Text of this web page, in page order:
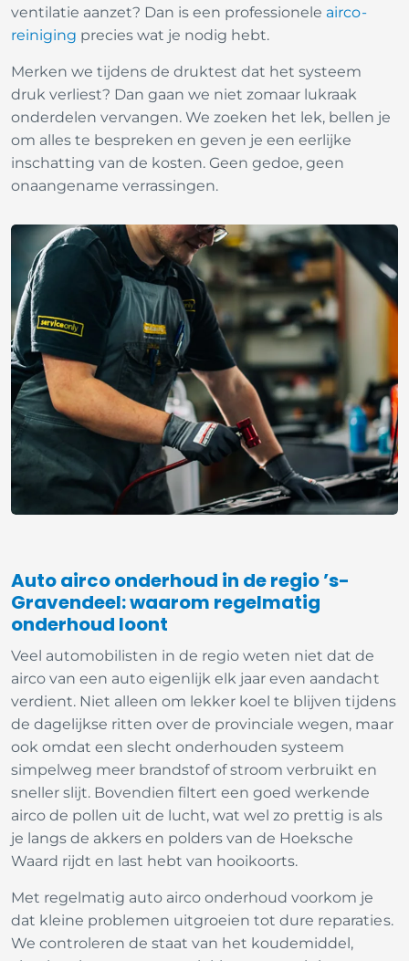
ventilatie aanzet? Dan is een professionele airco-
reiniging precies wat je nodig hebt.
Merken we tijdens de druktest dat het systeem
druk verliest? Dan gaan we niet zomaar lukraak
onderdelen vervangen. We zoeken het lek, bellen je
om alles te bespreken en geven je een eerlijke
inschatting van de kosten. Geen gedoe, geen
onaangename verrassingen.
Auto airco onderhoud in de regio ’s-
Gravendeel: waarom regelmatig
onderhoud loont
Veel automobilisten in de regio weten niet dat de
airco van een auto eigenlijk elk jaar even aandacht
verdient. Niet alleen om lekker koel te blijven tijdens
de dagelijkse ritten over de provinciale wegen, maar
ook omdat een slecht onderhouden systeem
simpelweg meer brandstof of stroom verbruikt en
sneller slijt. Bovendien filtert een goed werkende
airco de pollen uit de lucht, wat wel zo prettig is als
je langs de akkers en polders van de Hoeksche
Waard rijdt en last hebt van hooikoorts.
Met regelmatig auto airco onderhoud voorkom je
dat kleine problemen uitgroeien tot dure reparaties.
We controleren de staat van het koudemiddel,